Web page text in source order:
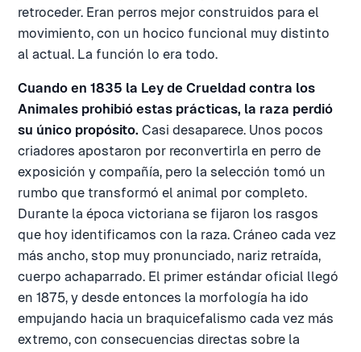
retroceder. Eran perros mejor construidos para el
movimiento, con un hocico funcional muy distinto
al actual. La función lo era todo.
Cuando en 1835 la Ley de Crueldad contra los
Animales prohibió estas prácticas, la raza perdió
su único propósito. Casi desaparece. Unos pocos
criadores apostaron por reconvertirla en perro de
exposición y compañía, pero la selección tomó un
rumbo que transformó el animal por completo.
Durante la época victoriana se fijaron los rasgos
que hoy identificamos con la raza. Cráneo cada vez
más ancho, stop muy pronunciado, nariz retraída,
cuerpo achaparrado. El primer estándar oficial llegó
en 1875, y desde entonces la morfología ha ido
empujando hacia un braquicefalismo cada vez más
extremo, con consecuencias directas sobre la